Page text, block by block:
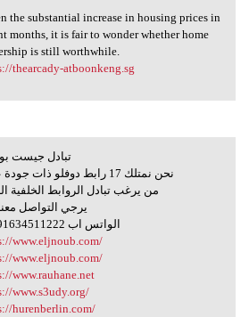
the substantial
the substantial increase in housing prices in
months, it is fair to wonder whether home
is still worthwhile.
thearcady-atboonkeng.sg
تبادل جيست
تبادل جيست
نحن نمتلك 17 رابط دوفلو ذات جودة عالية
من يرغب تبادل الروابط الخلفية
يرجي التواصل
00491634511222 الواتس اب
www.eljnoub.com/
www.eljnoub.com/
www.rauhane.net
www.s3udy.org/
hurenberlin.com/